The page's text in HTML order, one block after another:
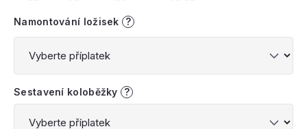
Namontování ložisek ?
Sestavení koloběžky ?